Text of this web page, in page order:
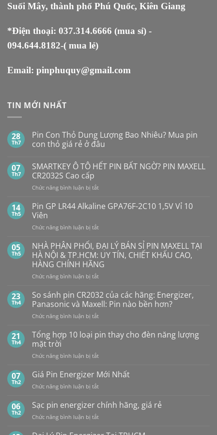
Suối Mây, thành phố Phú Quốc, Kiên Giang
*Điện thoại: 037.314.6666 (mua sỉ) -
094.644.8182-( mua lẻ)
Email: pinphuquy@gmail.com
TIN MỚI NHẤT
28
Th7
Pin Con Thỏ Dung Lượng Bao Nhiêu? Mua pin
con thỏ giá rẻ ở đâu
bình
luận
ở
Pin
Con
Dung
Lượng
Bao
Nhiêu?
Mua
con
thỏ
giá
rẻ
ở
đâu
07
Th7
SMARTKEY Ô TÔ HẾT PIN BẤT NGỜ? PIN MAXELL
CR2032S Cao cấp
Chức năng bình luận bị tắtở
Ô
PIN
NGỜ?
PIN
MAXELL
CR2032S Cao
cấp
14
Th5
Pin GP LR44 Alkaline GPA76F-2C10 1,5V Vỉ 10
Viên
Chức năng bình luận bị tắtở
GP
LR44
Alkaline
GPA76F-
2C10
Vỉ
10
Viên
05
Th5
NHÀ PHÂN PHỐI, ĐẠI LÝ BÁN SỈ PIN MAXELL TẠI
HÀ NỘI & TP.HCM: UY TÍN, CHIẾT KHẤU CAO,
HÀNG CHÍNH HÃNG
Chức năng bình luận bị tắtở
PHÂN
PHỐI,
ĐẠI
LÝ
SỈ
TẠI
NỘI
TÍN,
CHIẾT
CAO,
23
Th4
So sánh pin CR2032 của các hãng: Energizer,
Panasonic và Maxell: Pin nào bền hơn?
Chức năng bình luận bị tắtở
sánh
của
hãng:
Panasonic
Maxell:
Pin
bền
21
Th4
Tổng hợp 10 loại pin thay cho đèn năng lượng
mặt trời
Chức năng bình luận bị tắtở
hợp
loại
thay
đèn
07
Th2
Giá Pin Energizer Mới Nhất
Chức năng bình luận bị tắtở
Pin
Mới
06
Th2
Sạc pin energizer chính hãng, giá rẻ
Chức năng bình luận bị tắtở
pin